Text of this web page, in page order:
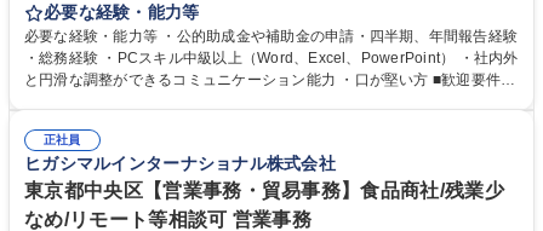
当者として業務を覚えていただき、ゆくゆくはリーダーやマネージャーポ
ジションとして活躍いただくことを期待しています。 【総務・人事グルー
プの業務内容】 ・人事制度関連 ・採用活動 ・教育研修の企画、実行 ・勤
怠管理 ・官公庁への各種提出 ・法定の会議運営（評議員会、理事会） ・
管理 ・福利厚生関連 ・職員からの問合せ、相談対応 ・その他日常の総務
業務全般 募集職種 【東京／文京区】公益財団法人の総務人事業務／年間
休日125日
必要な経験・能力等
必要な経験・能力等 ・公的助成金や補助金の申請・四半期、年間報告経験
・総務経験 ・PCスキル中級以上（Word、Excel、PowerPoint） ・社内外
と円滑な調整ができるコミュニケーション能力 ・口が堅い方 ■歓迎要件
正社員
ヒガシマルインターナショナル株式会社
東京都中央区【営業事務・貿易事務】食品商社/残業少
なめ/リモート等相談可 営業事務